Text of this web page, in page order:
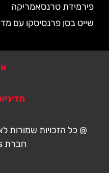
פירמידת טרנסאמריקה
שייט בסן פרנסיסקו עם
@ כל הזכויות שמורות
חברת Travelers